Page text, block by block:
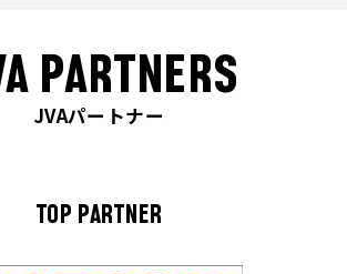
PARTNERS
JVAパートナー
TOP PARTNER